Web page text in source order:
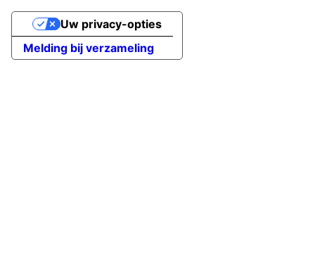
Melding bij verzameling
Uw privacy-opties